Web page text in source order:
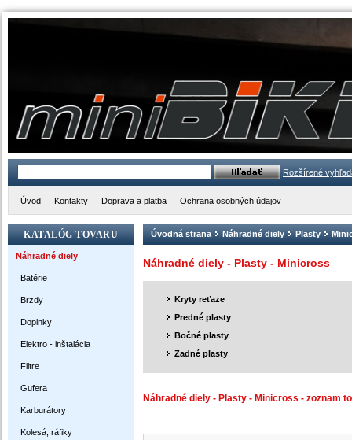
Rozšírené
Úvod Kontakty Doprava a platba Ochrana osobných údajov
KATALÓG TOVARU
Náhradné diely
Batérie
Brzdy
Doplnky
Elektro - inštalácia
Filtre
Gufera
Karburátory
Kolesá, ráfiky
Úvodná strana Náhradné diely Plasty
Náhradné diely - Plasty - Minicross
Kryty reťaze
Predné plasty
Bočné plasty
Zadné plasty
Náhradné diely - Plasty - Minicross - zoznam